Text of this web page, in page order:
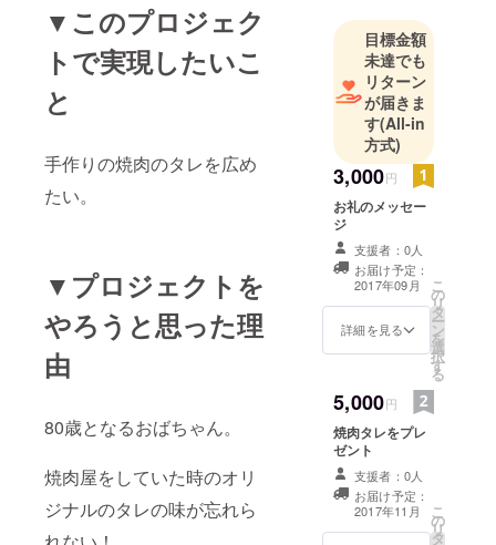
▼このプロジェク
トで実現したいこ
と
手作りの焼肉のタレを広め
たい。
▼プロジェクトを
やろうと思った理
由
80歳となるおばちゃん。
焼肉屋をしていた時のオリ
ジナルのタレの味が忘れら
目標金額
未達でも
リターン
が届きま
す(All-in
方式)
3,000円
お礼のメッセー
ジ
支援者：0人
お届け予定：
2017年09月
詳細を見る
こ
の
リ
タ
ー
ン
を
選
択
す
る
5,000円
焼肉タレをプレ
ゼント
支援者：0人
お届け予定：
2017年11月
こ
の
リ
タ